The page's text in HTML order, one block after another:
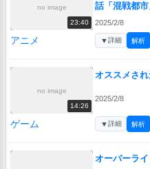
no image
23:40
話「混戦都市
2025/2/8
アニメ ▼詳細 解析
no image
14:26
オススメさ
2025/2/8
ゲーム ▼詳細 解析
オーバーラ